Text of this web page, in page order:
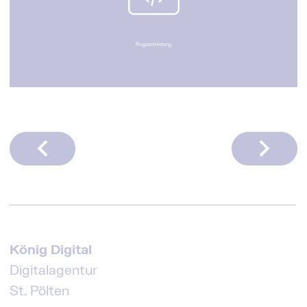
Programmierung
König Digital
Digitalagentur
St. Pölten